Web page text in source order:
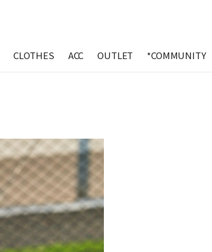
CLOTHES ACC OUTLET *COMMUNITY